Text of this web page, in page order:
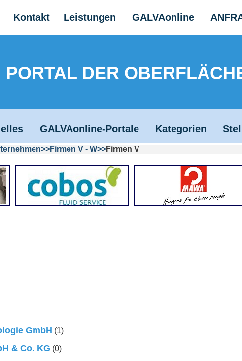
Kontakt Leistungen GALVAonline
DER
GALVAonline-Portale Kategorien
Firmen V - W Firmen V
GmbH (1)
& Co. KG (0)